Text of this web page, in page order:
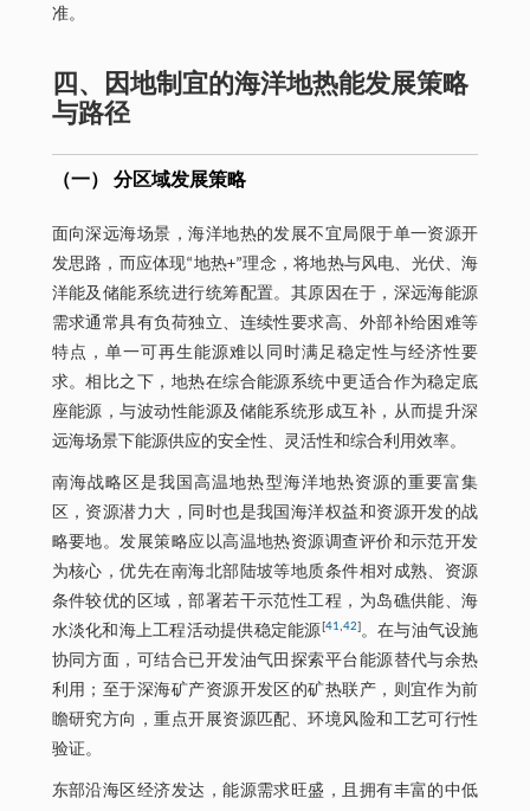
准。
四、因地制宜的海洋地热能发展策略
与路径
（一） 分区域发展策略
面向深远海场景，海洋地热的发展不宜局限于单一资源开
发思路，而应体现“地热+”理念，将地热与风电、光伏、海
洋能及储能系统进行统筹配置。其原因在于，深远海能源
需求通常具有负荷独立、连续性要求高、外部补给困难等
特点，单一可再生能源难以同时满足稳定性与经济性要
求。相比之下，地热在综合能源系统中更适合作为稳定底
座能源，与波动性能源及储能系统形成互补，从而提升深
远海场景下能源供应的安全性、灵活性和综合利用效率。
南海战略区是我国高温地热型海洋地热资源的重要富集
区，资源潜力大，同时也是我国海洋权益和资源开发的战
略要地。发展策略应以高温地热资源调查评价和示范开发
为核心，优先在南海北部陆坡等地质条件相对成熟、资源
条件较优的区域，部署若干示范性工程，为岛礁供能、海
水淡化和海上工程活动提供稳定能源[41,42]。在与油气设施
协同方面，可结合已开发油气田探索平台能源替代与余热
利用；至于深海矿产资源开发区的矿热联产，则宜作为前
瞻研究方向，重点开展资源匹配、环境风险和工艺可行性
验证。
东部沿海区经济发达，能源需求旺盛，且拥有丰富的中低